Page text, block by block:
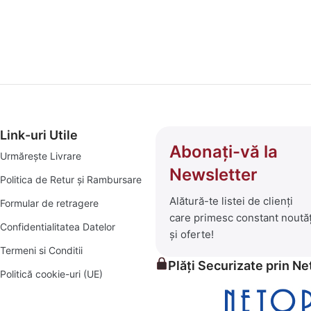
de produse care să îți transforme visurile în
depozitare și decor.
pentru seri în aer liber, șezlonguri confortabile și piscine
pentru orice proiect, mic sau mare.
verde și prosperă.
alături de un serviciu clienți prompt și eficient.
Link-uri Utile
Urmărește Livrare
Politica de Retur și Rambursare
Formular de retragere
Confidentialitatea Datelor
Termeni si Conditii
Politică cookie-uri (UE)
Abonați-vă la
Newsletter
Alătură-te listei de clienți
care primesc constant
și oferte!
Plăți Securizate prin